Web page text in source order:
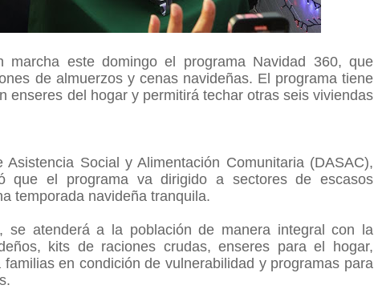
marcha este domingo el programa Navidad 360, que
de almuerzos y cenas navideñas. El programa tiene
enseres del hogar y permitirá techar otras seis viviendas
Social y Alimentación Comunitaria (DASAC),
que el programa va dirigido a sectores de escasos
temporada navideña tranquila.
se atenderá a la población de manera integral con la
kits de raciones crudas, enseres para el hogar,
en condición de vulnerabilidad y programas para